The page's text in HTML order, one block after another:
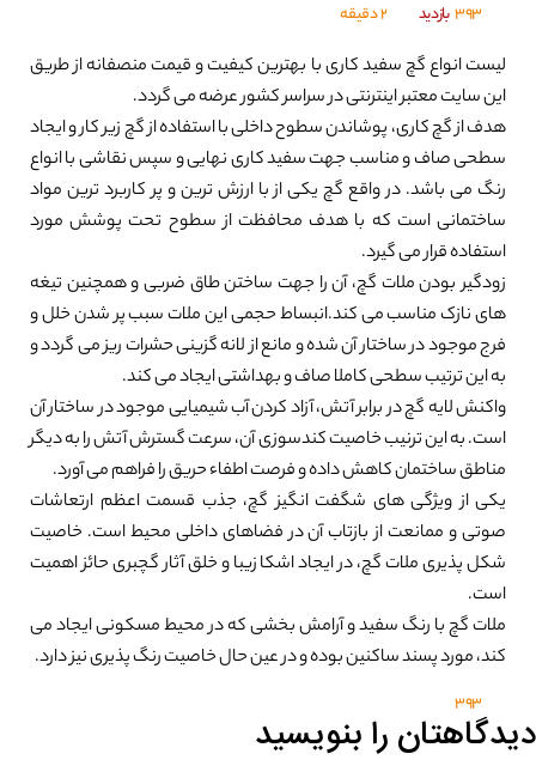
393بازدید 2 دقیقه
لیست انواع گچ سفید کاری با بهترین کیفیت و قیمت منصفانه از طریق
این سایت معتبر اینترنتی در سراسر کشور عرضه می گردد.
هدف از گچ کاری، پوشاندن سطوح داخلی با استفاده از گچ زیر کار و ایجاد
سطحی صاف و مناسب جهت سفید کاری نهایی و سپس نقاشی با انواع
رنگ می باشد. در واقع گچ یکی از با ارزش ترین و پر کاربرد ترین مواد
ساختمانی است که با هدف محافظت از سطوح تحت پوشش مورد
استفاده قرار می گیرد.
زودگیر بودن ملات گچ، آن را جهت ساختن طاق ضربی و همچنین تیغه
های نازک مناسب می کند.انبساط حجمی این ملات سبب پر شدن خلل و
فرج موجود در ساختار آن شده و مانع از لانه گزینی حشرات ریز می گردد و
به این ترتیب سطحی کاملا صاف و بهداشتی ایجاد می کند.
واکنش لایه گچ در برابر آتش، آزاد کردن آب شیمیایی موجود در ساختار آن
است. به این ترنیب خاصیت کندسوزی آن، سرعت گسترش آتش را به دیگر
مناطق ساختمان کاهش داده و فرصت اطفاء حریق را فراهم می آورد.
یکی از ویژگی های شگفت انگیز گچ، جذب قسمت اعظم ارتعاشات
صوتی و ممانعت از بازتاب آن در فضاهای داخلی محیط است. خاصیت
شکل پذیری ملات گچ، در ایجاد اشکا زیبا و خلق آثار گچبری حائز اهمیت
است.
ملات گچ با رنگ سفید و آرامش بخشی که در محیط مسکونی ایجاد می
کند، مورد پسند ساکنین بوده و در عین حال خاصیت رنگ پذیری نیز دارد.
393
دیدگاهتان را بنویسید